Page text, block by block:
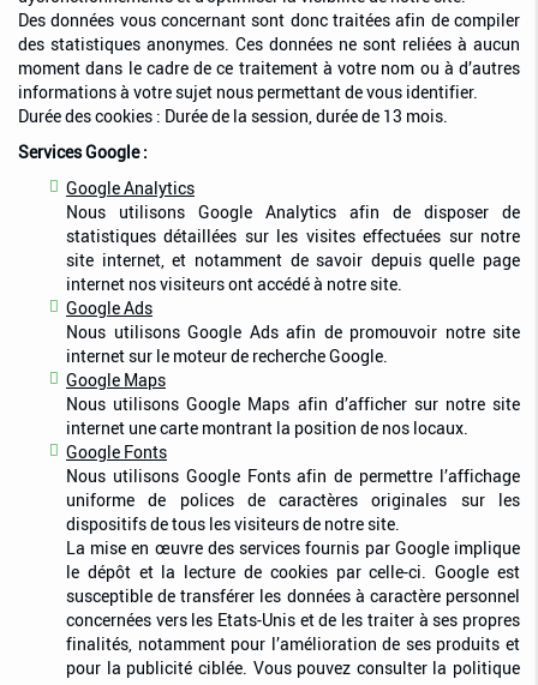
Des données vous concernant sont donc traitées afin de compiler
des statistiques anonymes. Ces données ne sont reliées à aucun
moment dans le cadre de ce traitement à votre nom ou à d’autres
informations à votre sujet nous permettant de vous identifier.
Durée des cookies : Durée de la session, durée de 13 mois.
Services Google :
Google Analytics
Nous utilisons Google Analytics afin de disposer de
statistiques détaillées sur les visites effectuées sur notre
site internet, et notamment de savoir depuis quelle page
internet nos visiteurs ont accédé à notre site.
Google Ads
Nous utilisons Google Ads afin de promouvoir notre site
internet sur le moteur de recherche Google.
Google Maps
Nous utilisons Google Maps afin d’afficher sur notre site
internet une carte montrant la position de nos locaux.
Google Fonts
Nous utilisons Google Fonts afin de permettre l’affichage
uniforme de polices de caractères originales sur les
dispositifs de tous les visiteurs de notre site.
La mise en œuvre des services fournis par Google implique
le dépôt et la lecture de cookies par celle-ci. Google est
susceptible de transférer les données à caractère personnel
concernées vers les Etats-Unis et de les traiter à ses propres
finalités, notamment pour l’amélioration de ses produits et
pour la publicité ciblée. Vous pouvez consulter la politique